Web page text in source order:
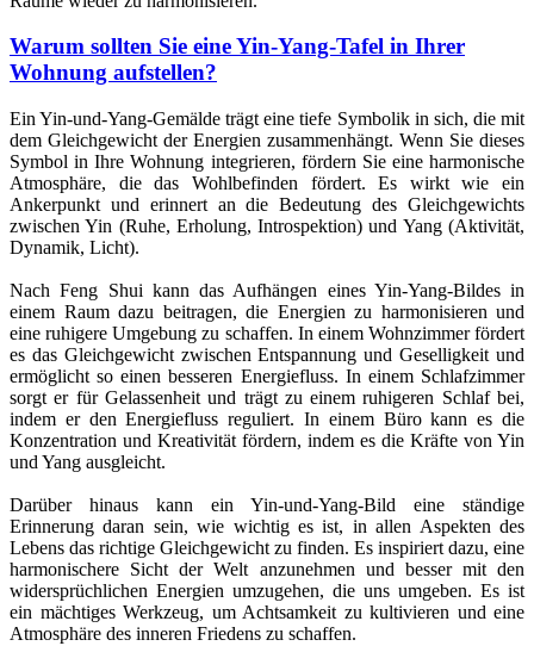
Warum sollten Sie eine Yin-Yang-Tafel in Ihrer
Wohnung aufstellen?
Ein Yin-und-Yang-Gemälde trägt eine tiefe Symbolik in sich, die mit
dem Gleichgewicht der Energien zusammenhängt. Wenn Sie dieses
Symbol in Ihre Wohnung integrieren, fördern Sie eine harmonische
Atmosphäre, die das Wohlbefinden fördert. Es wirkt wie ein
Ankerpunkt und erinnert an die Bedeutung des Gleichgewichts
zwischen Yin (Ruhe, Erholung, Introspektion) und Yang (Aktivität,
Dynamik, Licht).
Nach Feng Shui kann das Aufhängen eines Yin-Yang-Bildes in
einem Raum dazu beitragen, die Energien zu harmonisieren und
eine ruhigere Umgebung zu schaffen. In einem Wohnzimmer fördert
es das Gleichgewicht zwischen Entspannung und Geselligkeit und
ermöglicht so einen besseren Energiefluss. In einem Schlafzimmer
sorgt er für Gelassenheit und trägt zu einem ruhigeren Schlaf bei,
indem er den Energiefluss reguliert. In einem Büro kann es die
Konzentration und Kreativität fördern, indem es die Kräfte von Yin
und Yang ausgleicht.
Darüber hinaus kann ein Yin-und-Yang-Bild eine ständige
Erinnerung daran sein, wie wichtig es ist, in allen Aspekten des
Lebens das richtige Gleichgewicht zu finden. Es inspiriert dazu, eine
harmonischere Sicht der Welt anzunehmen und besser mit den
widersprüchlichen Energien umzugehen, die uns umgeben. Es ist
ein mächtiges Werkzeug, um Achtsamkeit zu kultivieren und eine
Atmosphäre des inneren Friedens zu schaffen.